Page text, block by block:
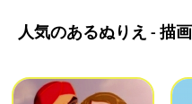
人気のあるぬりえ - 描画